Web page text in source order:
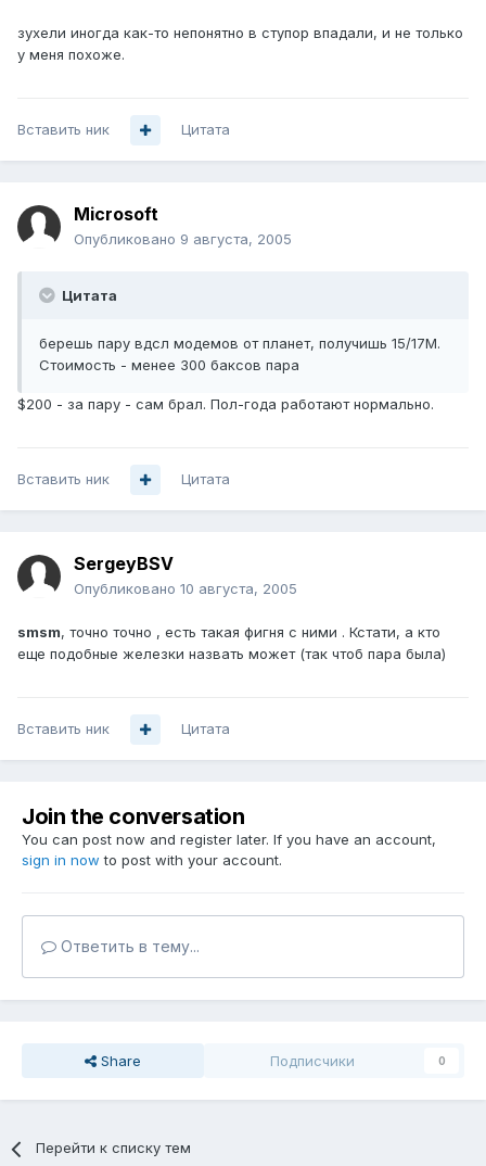
зухели иногда как-то непонятно в ступор впадали, и не только
у меня похоже.
Вставить ник Цитата
Microsoft
Опубликовано 9 августа, 2005
Цитата
берешь пару вдсл модемов от планет, получишь 15/17М.
Стоимость - менее 300 баксов пара
$200 - за пару - сам брал. Пол-года работают нормально.
Вставить ник Цитата
SergeyBSV
Опубликовано 10 августа, 2005
smsm, точно точно , есть такая фигня с ними . Кстати, а кто
еще подобные железки назвать может (так чтоб пара была)
Вставить ник Цитата
Join the conversation
You can post now and register later. If you have an account,
sign in now to post with your account.
Ответить в тему...
Share Подписчики 0
Перейти к списку тем